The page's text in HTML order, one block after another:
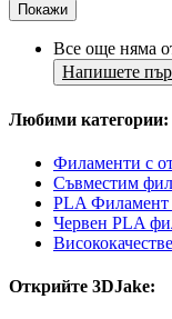
Покажи
Все още няма
Напишете
Любими категории:
Филаменти с
Съвместим
PLA Филамент
Червен PLA
Открийте 3DJake: